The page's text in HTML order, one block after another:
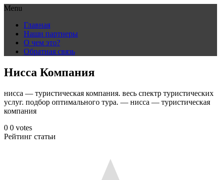
Menu
content
Главная
Наши партнеры
О чем это?
Обратная связь
Нисса Компания
нисса — туристическая компания. весь спектр туристических
услуг. подбор оптимального тура. — нисса — туристическая
компания
0 0 votes
Рейтинг статьи